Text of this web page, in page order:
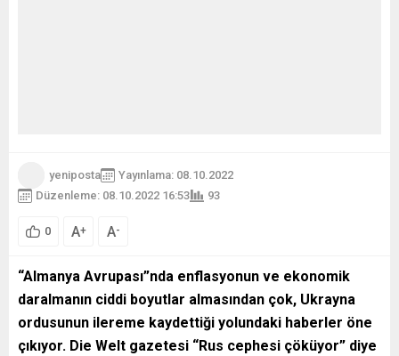
yeniposta
Yayınlama: 08.10.2022
Düzenleme: 08.10.2022 16:53
93
0 A+ A-
“Almanya Avrupası”nda enflasyonun ve ekonomik
daralmanın ciddi boyutlar almasından çok, Ukrayna
ordusunun ilereme kaydettiği yolundaki haberler öne
çıkıyor. Die Welt gazetesi “Rus cephesi çöküyor” diye